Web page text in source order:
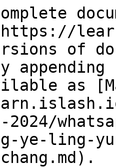
of
as
ye-ling-